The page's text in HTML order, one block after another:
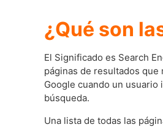
¿Qué son
El Significado es Search
páginas de resultados
Google cuando un
búsqueda.
Una lista de todas las